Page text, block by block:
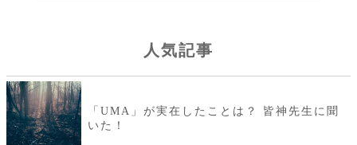
人気記事
「UMA」が実在したことは？ 皆神先生に聞
いた！